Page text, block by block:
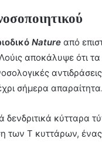
Nature από
αποκάλυψε ότι
σήμερα απαραίτητα.
κύτταρα
των Τ κυττάρων,